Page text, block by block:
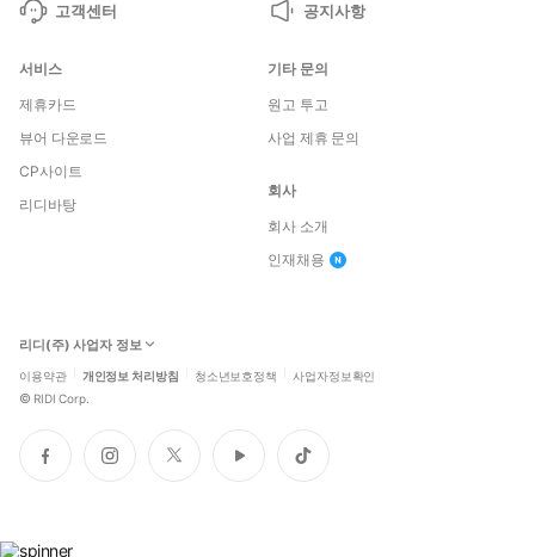
고객센터 공지사항
서비스
제휴카드
뷰어 다운로드
CP사이트
리디바탕
기타 문의
원고 투고
사업 제휴 문의
회사
회사 소개
인재채용
리디(주) 사업자 정보
이용약관 개인정보 처리방침 청소년보호정책 사업자정보확인
© RIDI Corp.
페
이
인
스
트
위
유
튜
틱
톡